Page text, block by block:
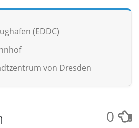
(EDDC)
von Dresden
0